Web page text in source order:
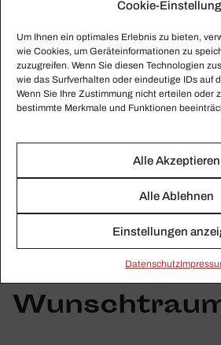
Cookie-
Um Ihnen ein optimales Erlebnis zu bieten,
wie Cookies, um Geräteinformationen zu
zuzugreifen. Wenn Sie diesen Technologien
wie das Surfverhalten oder eindeutige IDs auf
Wenn Sie Ihre Zustimmung nicht erteilen oder
bestimmte Merkmale und Funktionen
Alle Akzeptieren
Alle Ablehnen
Einstellungen
Daten­schutz
Absei­tige
schön und
der Akustik
Die akus­ti­schen Schwie­rig­keiten
benutzen, sie spielen mit!
Ihr Raum-